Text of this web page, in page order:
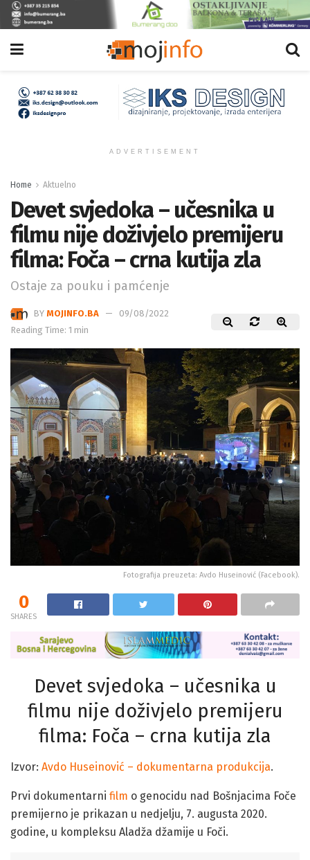
ADVERTISEMENT
Home Aktuelno
Devet svjedoka – učesnika u
filmu nije doživjelo premijeru
filma: Foča – crna kutija zla
Ostaje za pouku i pamćenje
BY MOJINFO.BA
09/08/2022
Reading Time: 1 min
Fotografija preuzeta: Avdo Huseinović (Facebook).
0
SHARES
Devet svjedoka – učesnika u
filmu nije doživjelo premijeru
filma: Foča – crna kutija zla
Izvor: Avdo Huseinović – dokumentarna produkcija.
Prvi dokumentarni film o genocidu nad Bošnjacima Foče
premijerno je prikazan u nedjelju, 7. augusta 2020.
godine, u kompleksu Aladža džamije u Foči.